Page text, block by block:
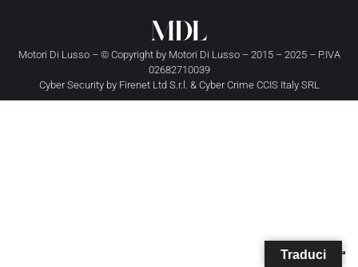
Motori Di Lusso – © Copyright by Motori Di Lusso– 2015 – 2025 – P.IVA
02682710039
Cyber Security by Firenet Ltd S.r.l. & Cyber Crime CCIS Italy SRL
Traduci